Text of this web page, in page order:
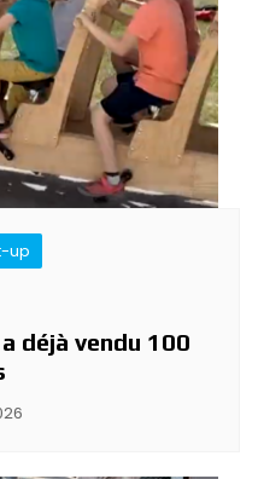
up
déjà vendu 100